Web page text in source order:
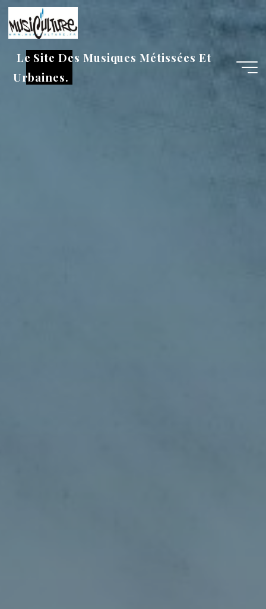
Aller
au
contenu
Le Site Des Musiques Métissées Et
Urbaines.